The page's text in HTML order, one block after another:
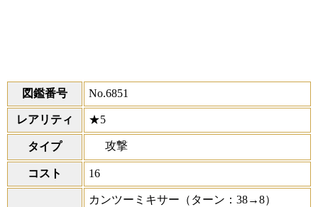
図鑑番号 No.6851
レアリティ ★5
タイプ 攻撃
コスト 16
カンツーミキサー （ターン：38→8）